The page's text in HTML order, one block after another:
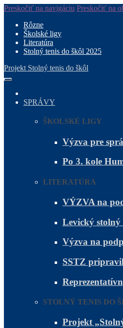
Preskočiť na navigáciu Preskočiť na
Rôzne
Školské ligy
Literatúra
Stolný tenis do škôl 2025
Projekt Stolný tenis do škôl
SPRÁVY
ŠKOLSKÉ LIGY
Výzva pre
Po 3. kole
LITERATÚRA
VÝZVA na
Levický
Výzva na
SSTZ
STOLNÝ TENIS DO
Projekt